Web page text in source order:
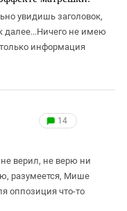
увидишь заголовок,
далее...Ничего не имею
информация
14
верил, не верю ни
разумеется, Мише
оппозиция что-то